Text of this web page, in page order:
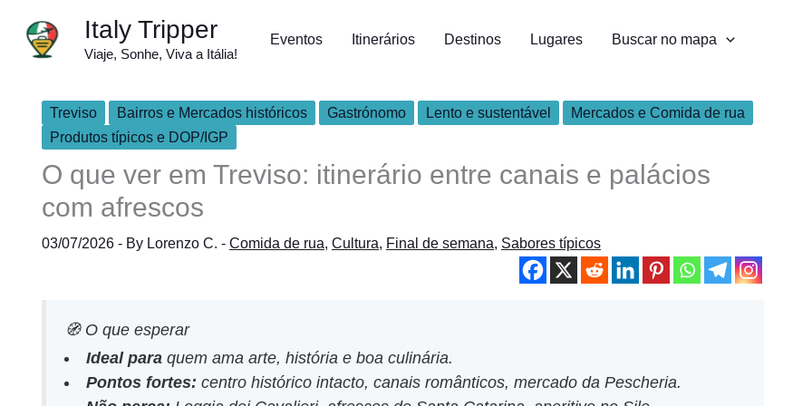
content
Italy Tripper
Viaje, Sonhe, Viva a Itália!
Eventos Itinerários Destinos Lugares Buscar no mapa
Treviso Bairros e Mercados históricos Gastrónomo Lento e sustentável
Mercados e Comida de rua
Produtos típicos e DOP/IGP
O que ver em Treviso: itinerário entre canais e palácios
com afrescos
03/07/2026 - By Lorenzo C. - Comida de rua, Cultura, Final de semana, Sabores típicos
🧭 O que esperar
Ideal paraquem ama arte, história e boa culinária.
Pontos fortes: centro histórico intacto, canais românticos, mercado da Pescheria.